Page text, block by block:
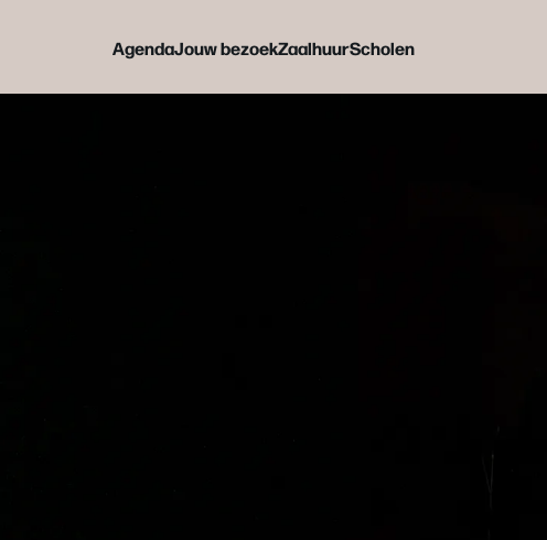
AgendaJouw bezoekZaalhuurScholen